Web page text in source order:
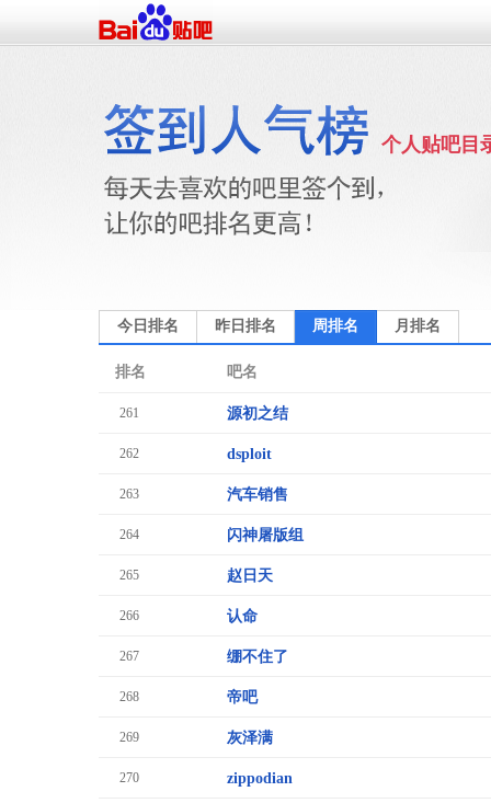
个人贴吧目
今日排名 昨日排名 周排名 月排名
排名 吧名
261 源初之结
262 dsploit
263 汽车销售
264 闪神屠版组
265 赵日天
266 认命
267 绷不住了
268 帝吧
269 灰泽满
270 zippodian